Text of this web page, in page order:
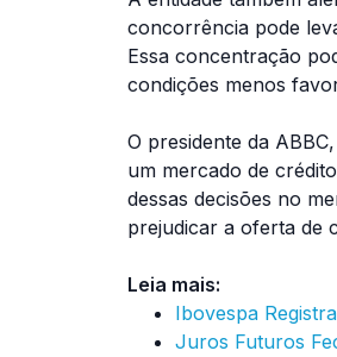
concorrência pode
Essa concentração
condições menos
O presidente da
um mercado de
dessas decisões no
prejudicar a oferta de
Leia mais:
Ibovespa
Juros Futuros